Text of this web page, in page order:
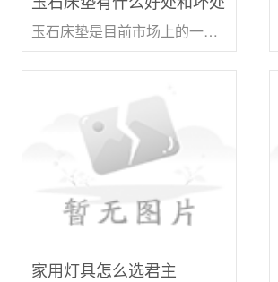
玉石床垫是目前市场上的一种比较特殊的床垫，它以玉石为主要材料，添加了一些其他的辅助材料制成。玉石床垫有着诸多的好处和坏处，下面我们将详细介绍一下。好处 改善睡眠相
家用灯具怎么选君主